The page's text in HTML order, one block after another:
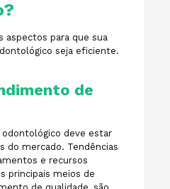
aspectos para que sua
seja eficiente.
de
deve estar
do mercado. Tendências
e recursos
principais meios de